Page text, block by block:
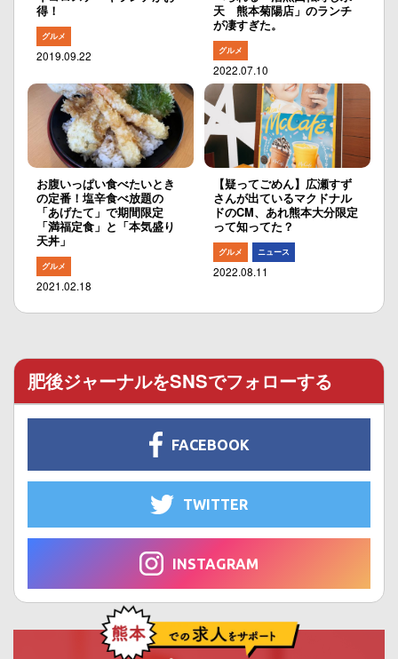
得！
グルメ
2019.09.22
天 熊本菊陽店」のランチ
が凄すぎた。
グルメ
2022.07.10
お腹いっぱい食べたいとき
の定番！塩辛食べ放題の
「あげたて」で期間限定
「満福定食」と「本気盛り
天丼」
グルメ
2021.02.18
【疑ってごめん】広瀬すず
さんが出ているマクドナル
ドのCM、あれ熊本大分限定
って知ってた？
グルメ ニュース
2022.08.11
肥後ジャーナルをSNSでフォローする
FACEBOOK
TWITTER
INSTAGRAM